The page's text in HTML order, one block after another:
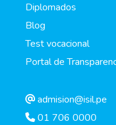
Diplomados
Blog
Test vocacional
Portal de
admision@isil.pe
01 706 0000